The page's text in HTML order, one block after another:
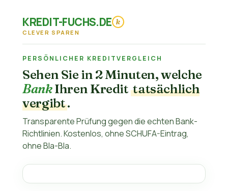
KREDIT-FUCHS.DE k
CLEVER SPAREN
PERSÖNLICHER KREDITVERGLEICH
Sehen Sie in 2 Minuten, welche
BankIhren Kredittatsächlich
vergibt.
Transparente Prüfung gegen die echten Bank-
Richtlinien. Kostenlos, ohne SCHUFA-Eintrag,
ohne Bla-Bla.